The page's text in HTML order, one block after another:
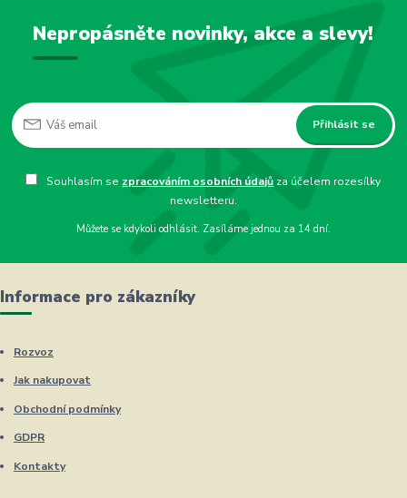
Nepropásněte novinky, akce a slevy!
Přihlásit se
Souhlasím se zpracováním osobních údajů za účelem rozesílky
newsletteru.
Můžete se kdykoli odhlásit. Zasíláme jednou za 14 dní.
Informace pro zákazníky
Rozvoz
Jak nakupovat
Obchodní podmínky
GDPR
Kontakty